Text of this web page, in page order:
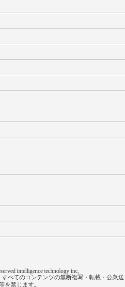
intelligence technology inc,
べてのコンテンツの無断複写・転載・公衆送
を禁じます。